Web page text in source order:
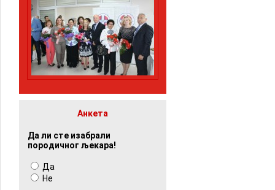
Анкета
Да ли сте изабрали
породичног љекара!
Да
Не